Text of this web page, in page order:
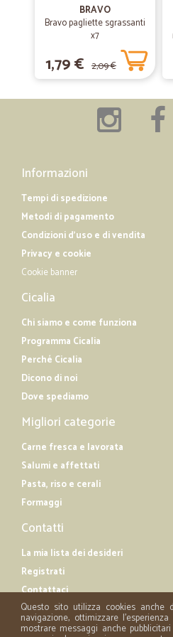
eccezionale puntualita'
eccezionale puntualita'
BRAVO
Bravo pagliette sgrassanti
x7
1,79 € 2,09 €
Informazioni
Tempi di spedizione
Metodi di pagamento
Condizioni d'uso e di vendita
Privacy e cookie
Cookie banner
Cicalia
Chi siamo e come funziona
Programma Cicalia
Perché Cicalia
Dicono di noi
Dove spediamo
Migliori categorie
Carne fresca e lavorata
Salumi e affettati
Pasta, riso e cerali
Formaggi
Contatti
La mia lista dei desideri
Registrati
Contattaci
Questo sito utilizza cookies
navigazione, ottimizzare
mostrare messaggi anche